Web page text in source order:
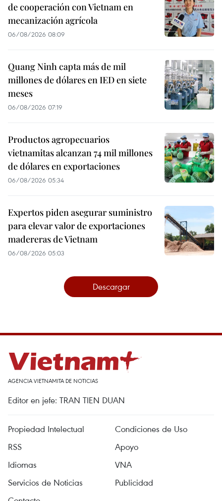
de cooperación con Vietnam en
mecanización agrícola
06/08/2026 08:09
Quang Ninh capta más de mil
millones de dólares en IED en siete
meses
06/08/2026 07:19
Productos agropecuarios
vietnamitas alcanzan 74 mil millones
de dólares en exportaciones
06/08/2026 05:34
Expertos piden asegurar suministro
para elevar valor de exportaciones
madereras de Vietnam
06/08/2026 05:03
Descargar
AGENCIA VIETNAMITA DE NOTICIAS
Editor en jefe: TRAN TIEN DUAN
Propiedad Intelectual
Condiciones de Uso
RSS
Apoyo
Idiomas
VNA
Servicios de Noticias
Publicidad